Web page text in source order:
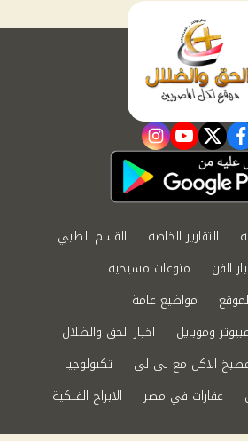
facebook
twitter
youtube
instagram
التقارير الخاصة
القسم الطبي
الفن
منوعات مسيحية
مواضيع عامة
وموبايل
اخبار الحق والضلال
الاكل مع لى لى
تكنولوجيا
عقارات في مصر
الابراج الفلكية